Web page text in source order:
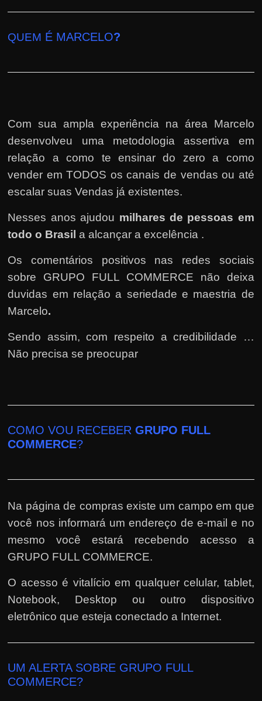
QUEM É MARCELO?
Com sua ampla experiência na área Marcelo
desenvolveu uma metodologia assertiva em
relação a como te ensinar do zero a como
vender em TODOS os canais de vendas ou até
escalar suas Vendas já existentes.
Nesses anos ajudou milhares de pessoas em
todo o Brasil a alcançar a excelência .
Os comentários positivos nas redes sociais
sobre GRUPO FULL COMMERCE não deixa
duvidas em relação a seriedade e maestria de
Marcelo.
Sendo assim, com respeito a credibilidade …
Não precisa se preocupar
COMO VOU RECEBERGRUPO FULL
COMMERCE?
Na página de compras existe um campo em que
você nos informará um endereço de e-mail e no
mesmo você estará recebendo acesso a
GRUPO FULL COMMERCE.
O acesso é vitalício em qualquer celular, tablet,
Notebook, Desktop ou outro dispositivo
eletrônico que esteja conectado a Internet.
UM ALERTA SOBRE GRUPO FULL
COMMERCE?